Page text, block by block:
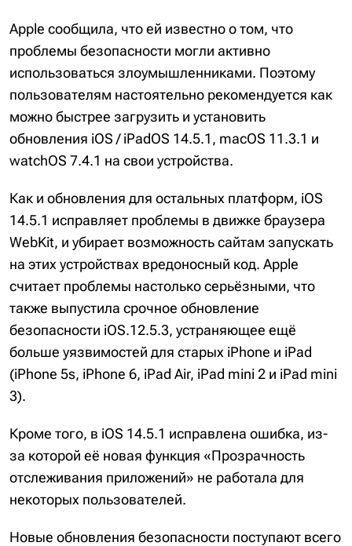
Apple сообщила, что ей известно о том, что
проблемы безопасности могли активно
использоваться злоумышленниками. Поэтому
пользователям настоятельно рекомендуется как
можно быстрее загрузить и установить
обновления iOS / iPadOS 14.5.1, macOS 11.3.1 и
watchOS 7.4.1 на свои устройства.
Как и обновления для остальных платформ, iOS
14.5.1 исправляет проблемы в движке браузера
WebKit, и убирает возможность сайтам запускать
на этих устройствах вредоносный код. Apple
считает проблемы настолько серьёзными, что
также выпустила срочное обновление
безопасности iOS.12.5.3, устраняющее ещё
больше уязвимостей для старых iPhone и iPad
(iPhone 5s, iPhone 6, iPad Air, iPad mini 2 и iPad mini
3).
Кроме того, в iOS 14.5.1 исправлена ​​ошибка, из-
за которой её новая функция «Прозрачность
отслеживания приложений» не работала для
некоторых пользователей.
Новые обновления безопасности поступают всего